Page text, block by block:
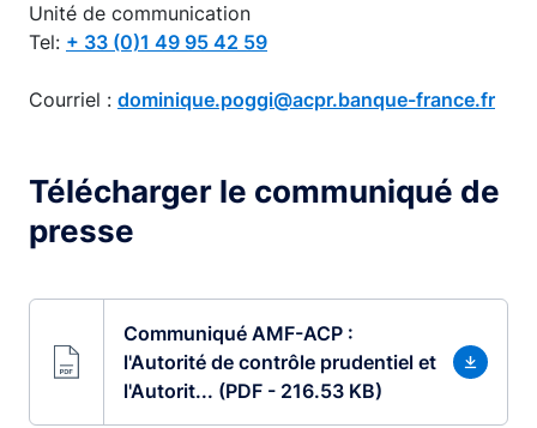
Unité de communication
Tel: + 33 (0)1 49 95 42 59
Courriel : dominique.poggi@acpr.banque-france.fr
Télécharger le communiqué de
presse
Communiqué AMF-ACP :
l'Autorité de contrôle prudentiel et
l'Autorit... (PDF - 216.53 KB)